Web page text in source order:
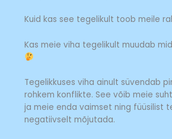
Kuid kas see tegelikult toob meile
Kas meie viha tegelikult muudab
Tegelikkuses viha ainult süvendab
rohkem konflikte. See võib meie
ja meie enda vaimset ning füüsilist
negatiivselt mõjutada.